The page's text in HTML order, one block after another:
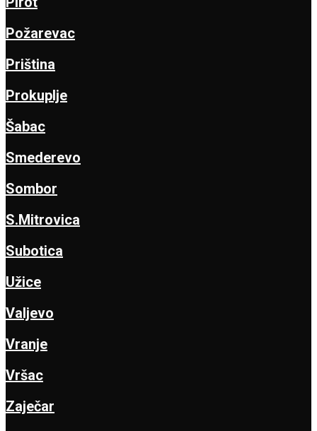
Požarevac
Priština
Prokuplje
Šabac
Smederevo
Sombor
S.Mitrovica
Subotica
Užice
Valjevo
Vranje
Vršac
Zaječar